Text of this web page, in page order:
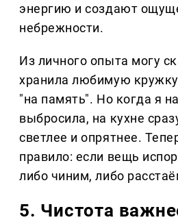
энергию и создают
небрежности.
Из личного опыта могу
хранила любимую
"на память". Но когда я
выбросила, на кухне
светлее и опрятнее.
правило: если вещь
либо чиним, либо
5. Чистота